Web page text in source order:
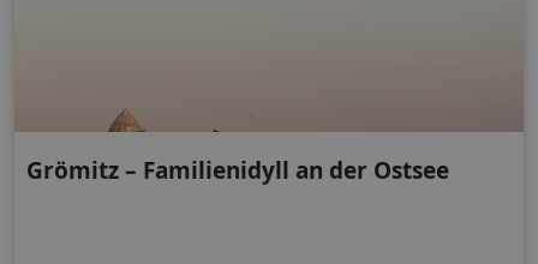
Grömitz – Familienidyll an der Ostsee